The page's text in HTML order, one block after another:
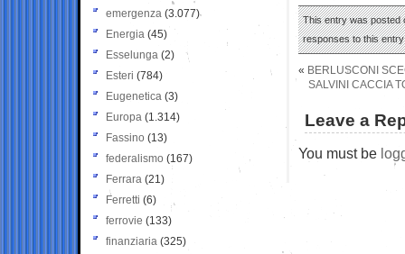
This entry was posted
responses to this
« BERLUSCONI
SALVINI CACCIA
Leave a
You must be
emergenza (3.077)
Energia (45)
Esselunga (2)
Esteri (784)
Eugenetica (3)
Europa (1.314)
Fassino (13)
federalismo (167)
Ferrara (21)
Ferretti (6)
ferrovie (133)
finanziaria (325)